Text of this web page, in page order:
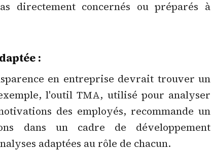
directement concernés ou préparés à
:
en entreprise devrait trouver un
l'outil TMA, utilisé pour analyser
des employés, recommande un
dans un cadre de développement
adaptées au rôle de chacun.